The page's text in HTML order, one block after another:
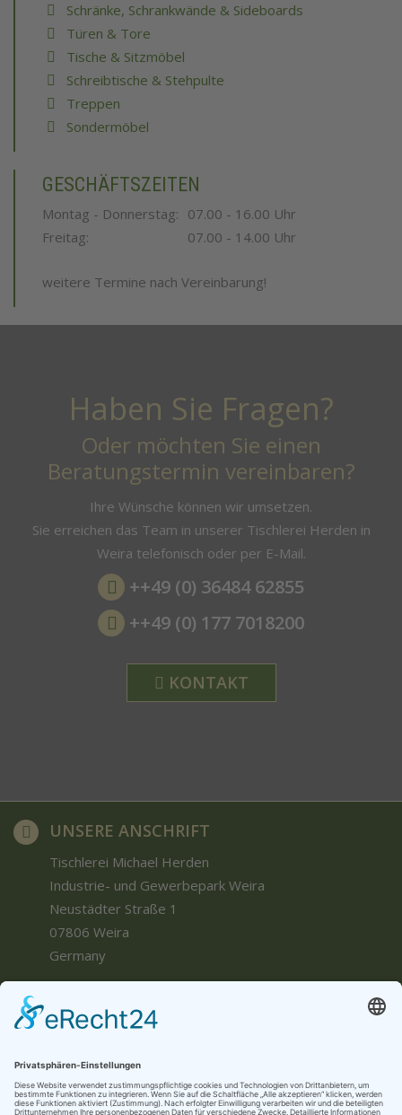
Schränke, Schrankwände & Sideboards
Türen & Tore
Tische & Sitzmöbel
Schreibtische & Stehpulte
Treppen
Sondermöbel
GESCHÄFTSZEITEN
Montag - Donnerstag: 07.00 - 16.00 Uhr
Freitag:
07.00 - 14.00 Uhr
weitere Termine nach Vereinbarung!
Haben Sie Fragen?
Oder möchten Sie einen
Beratungstermin vereinbaren?
Ihre Wünsche können wir umsetzen.
Sie erreichen das Team in unserer Tischlerei Herden in
Weira telefonisch oder per E-Mail.
++49 (0) 36484 62855
++49 (0) 177 7018200
KONTAKT
UNSERE ANSCHRIFT
Tischlerei Michael Herden
Industrie- und Gewerbepark Weira
Neustädter Straße 1
07806 Weira
Germany
KONTAKT
Telefon: ++49 (0) 36484 62855
Fax: ++49 (0) 36484 20050
Mobil: ++49 (0) 177 / 7018200